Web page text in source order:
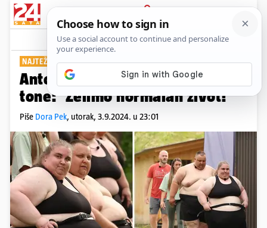
PRIJAVA
Show Komentari
NAJTEŽI KANDIDATI U POVIJESTI ŽNV
Antonija i Ivica teže gotovo pola
tone: 'Želimo normalan život!'
Piše Dora Pek, utorak, 3.9.2024. u 23:01